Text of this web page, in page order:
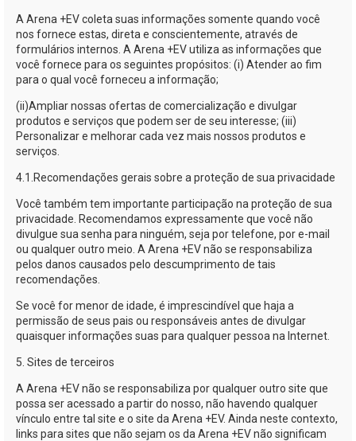
A Arena +EVcoleta suas informações somente quando você
nos fornece estas, direta e conscientemente, através de
formulários internos. A Arena +EVutiliza as informações que
você fornece para os seguintes propósitos: (i) Atender ao fim
para o qual você forneceu a informação;
(ii)Ampliar nossas ofertas de comercialização e divulgar
produtos e serviços que podem ser de seu interesse; (iii)
Personalizar e melhorar cada vez mais nossos produtos e
serviços.
4.1. Recomendações gerais sobre a proteção de sua privacidade
Você também tem importante participação na proteção de sua
privacidade. Recomendamos expressamente que você não
divulgue sua senha para ninguém, seja por telefone, pore-mail
ou qualquer outro meio. A Arena +EVnão se responsabiliza
pelos danos causados pelo descumprimento de tais
recomendações.
Se você for menor de idade, é imprescindível que haja a
permissão de seus pais ou responsáveis antes de divulgar
quaisquer informações suas para qualquer pessoa na Internet.
5. Sites de terceiros
A Arena +EVnão se responsabiliza por qualquer outro site que
possa ser acessado a partir do nosso, não havendo qualquer
vínculo entre tal site e o site da Arena +EV. Ainda neste contexto,
links para sites que não sejam os da Arena +EVnão significam